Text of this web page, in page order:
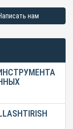
нам